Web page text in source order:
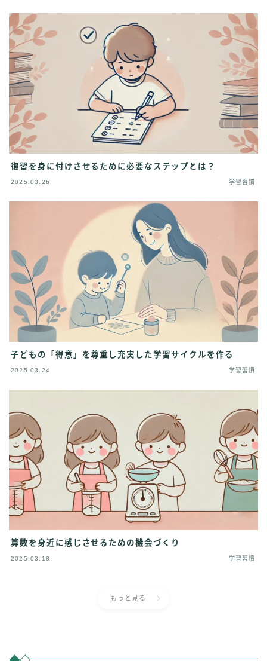
復習を身に付けさせるために必要なステップとは？
2025.03.26 学習習慣
子どもの「得意」を尊重し充実した学習サイクルを作る
2025.03.24 学習習慣
算数を身近に感じさせるための機会づくり
2025.03.18 学習習慣
もっと見る